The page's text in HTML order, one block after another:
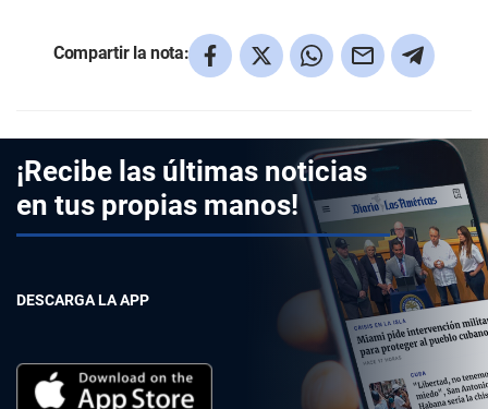
Compartir la nota:
¡Recibe las últimas noticias
en tus propias manos!
DESCARGA LA APP